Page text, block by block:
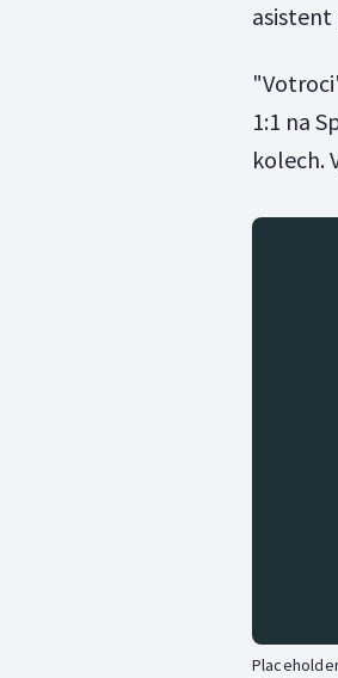
1:1 na
kolech.